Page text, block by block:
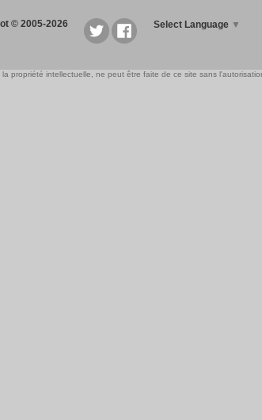
© 2005-2026 Select Language ▼
propriété intellectuelle, ne peut être faite de ce site sans